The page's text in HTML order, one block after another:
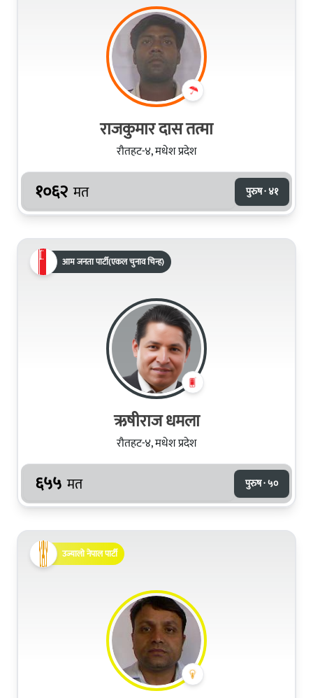
रा‌जकुमार दास तत्मा
रौतहट-४, मधेश प्रदेश
१०६२ मत पुरुष · ४१
आम जनता पार्टी(एकल चुनाव चिन्ह)
ऋषीराज धमला
रौतहट-४, मधेश प्रदेश
६५५ मत पुरुष · ५०
उज्यालो नेपाल पार्टी